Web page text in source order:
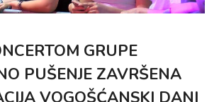
GRUPE
PUŠENJE ZAVRŠENA